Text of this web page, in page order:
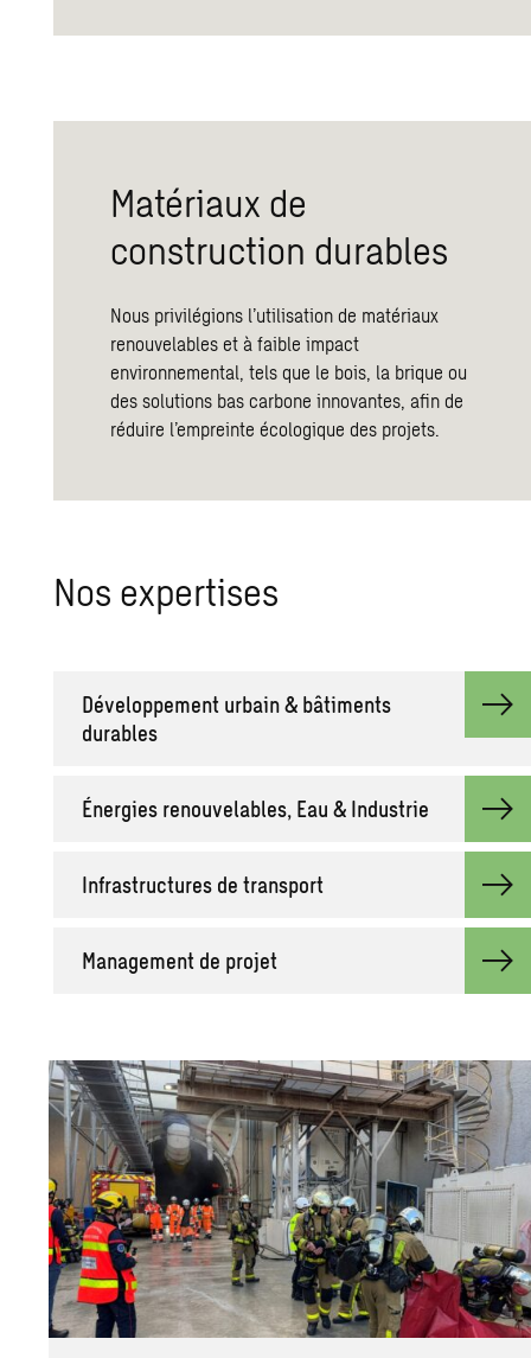
Matériaux de
construction durables
Nous privilégions l’utilisation de matériaux
renouvelables et à faible impact
environnemental, tels que le bois, la brique ou
des solutions bas carbone innovantes, afin de
réduire l’empreinte écologique des projets.
Nos expertises
Développement urbain & bâtiments
durables
Énergies renouvelables, Eau & Industrie
Infrastructures de transport
Management de projet